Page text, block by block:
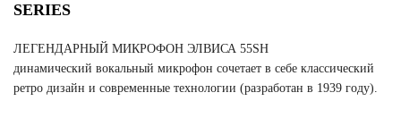
SERIES
ЛЕГЕНДАРНЫЙ МИКРОФОН ЭЛВИСА 55SH
динамический вокальный микрофон сочетает в себе классический
ретро дизайн и современные технологии (разработан в 1939 году).